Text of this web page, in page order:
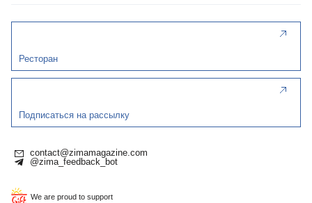
Ресторан
Подписаться на рассылку
contact@zimamagazine.com
@zima_feedback_bot
We are proud to support